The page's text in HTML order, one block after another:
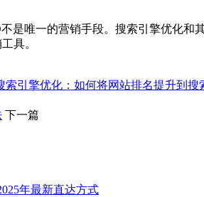
是唯一的营销手段。搜索引擎优化
具。
索引擎优化：如何将网站排名提升到搜
下一篇
年最新直达方式